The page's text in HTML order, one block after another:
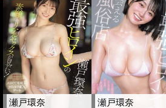
瀬戸環奈 瀬戸環奈